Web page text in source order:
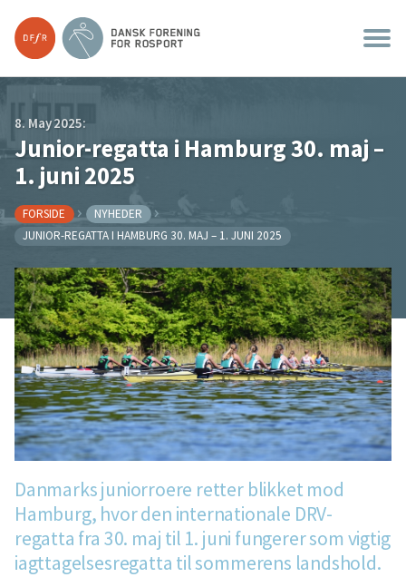
8. May 2025:
Junior-regatta i Hamburg 30. maj –
1. juni 2025
FORSIDE
NYHEDER
JUNIOR-REGATTA I HAMBURG 30. MAJ – 1. JUNI 2025
Danmarks juniorroere retter blikket mod
Hamburg, hvor den internationale DRV-
regatta fra 30. maj til 1. juni fungerer som vigtig
iagttagelsesregatta til sommerens landshold.